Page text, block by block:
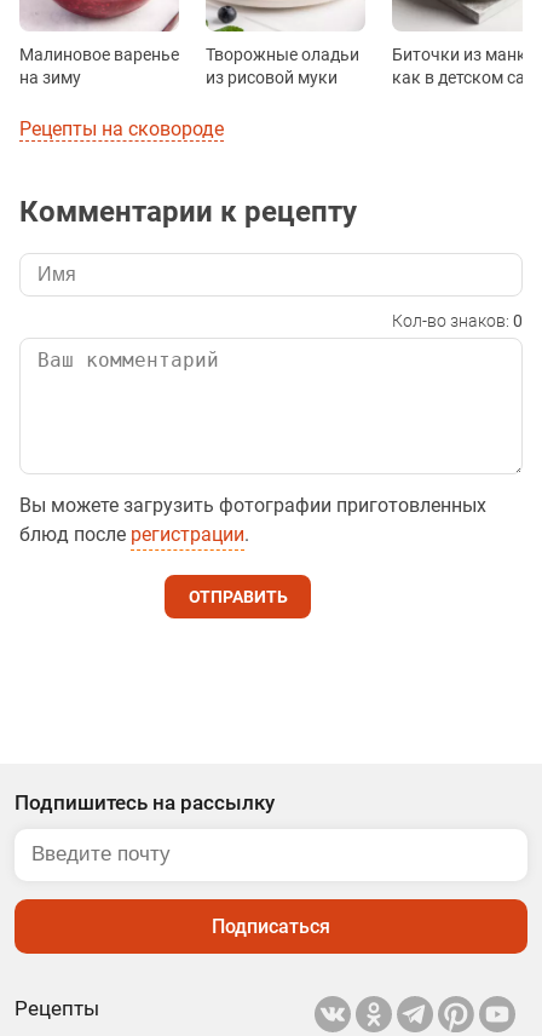
Малиновое варенье
на зиму
Творожные оладьи
из рисовой муки
Биточки из манки
как в детском саду
Рецепты на сковороде
Комментарии к рецепту
Кол-во знаков: 0
Вы можете загрузить фотографии приготовленных
блюд после регистрации.
ОТПРАВИТЬ
Рецепты
Подпишитесь на рассылку
Подписаться